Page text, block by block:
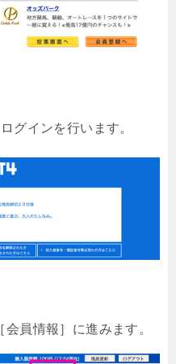
グインを行います。
員情報］に進みます。